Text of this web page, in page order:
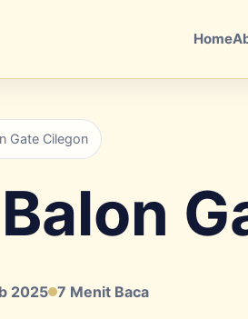
Home
Gate Cilegon
2025 7 Menit Baca